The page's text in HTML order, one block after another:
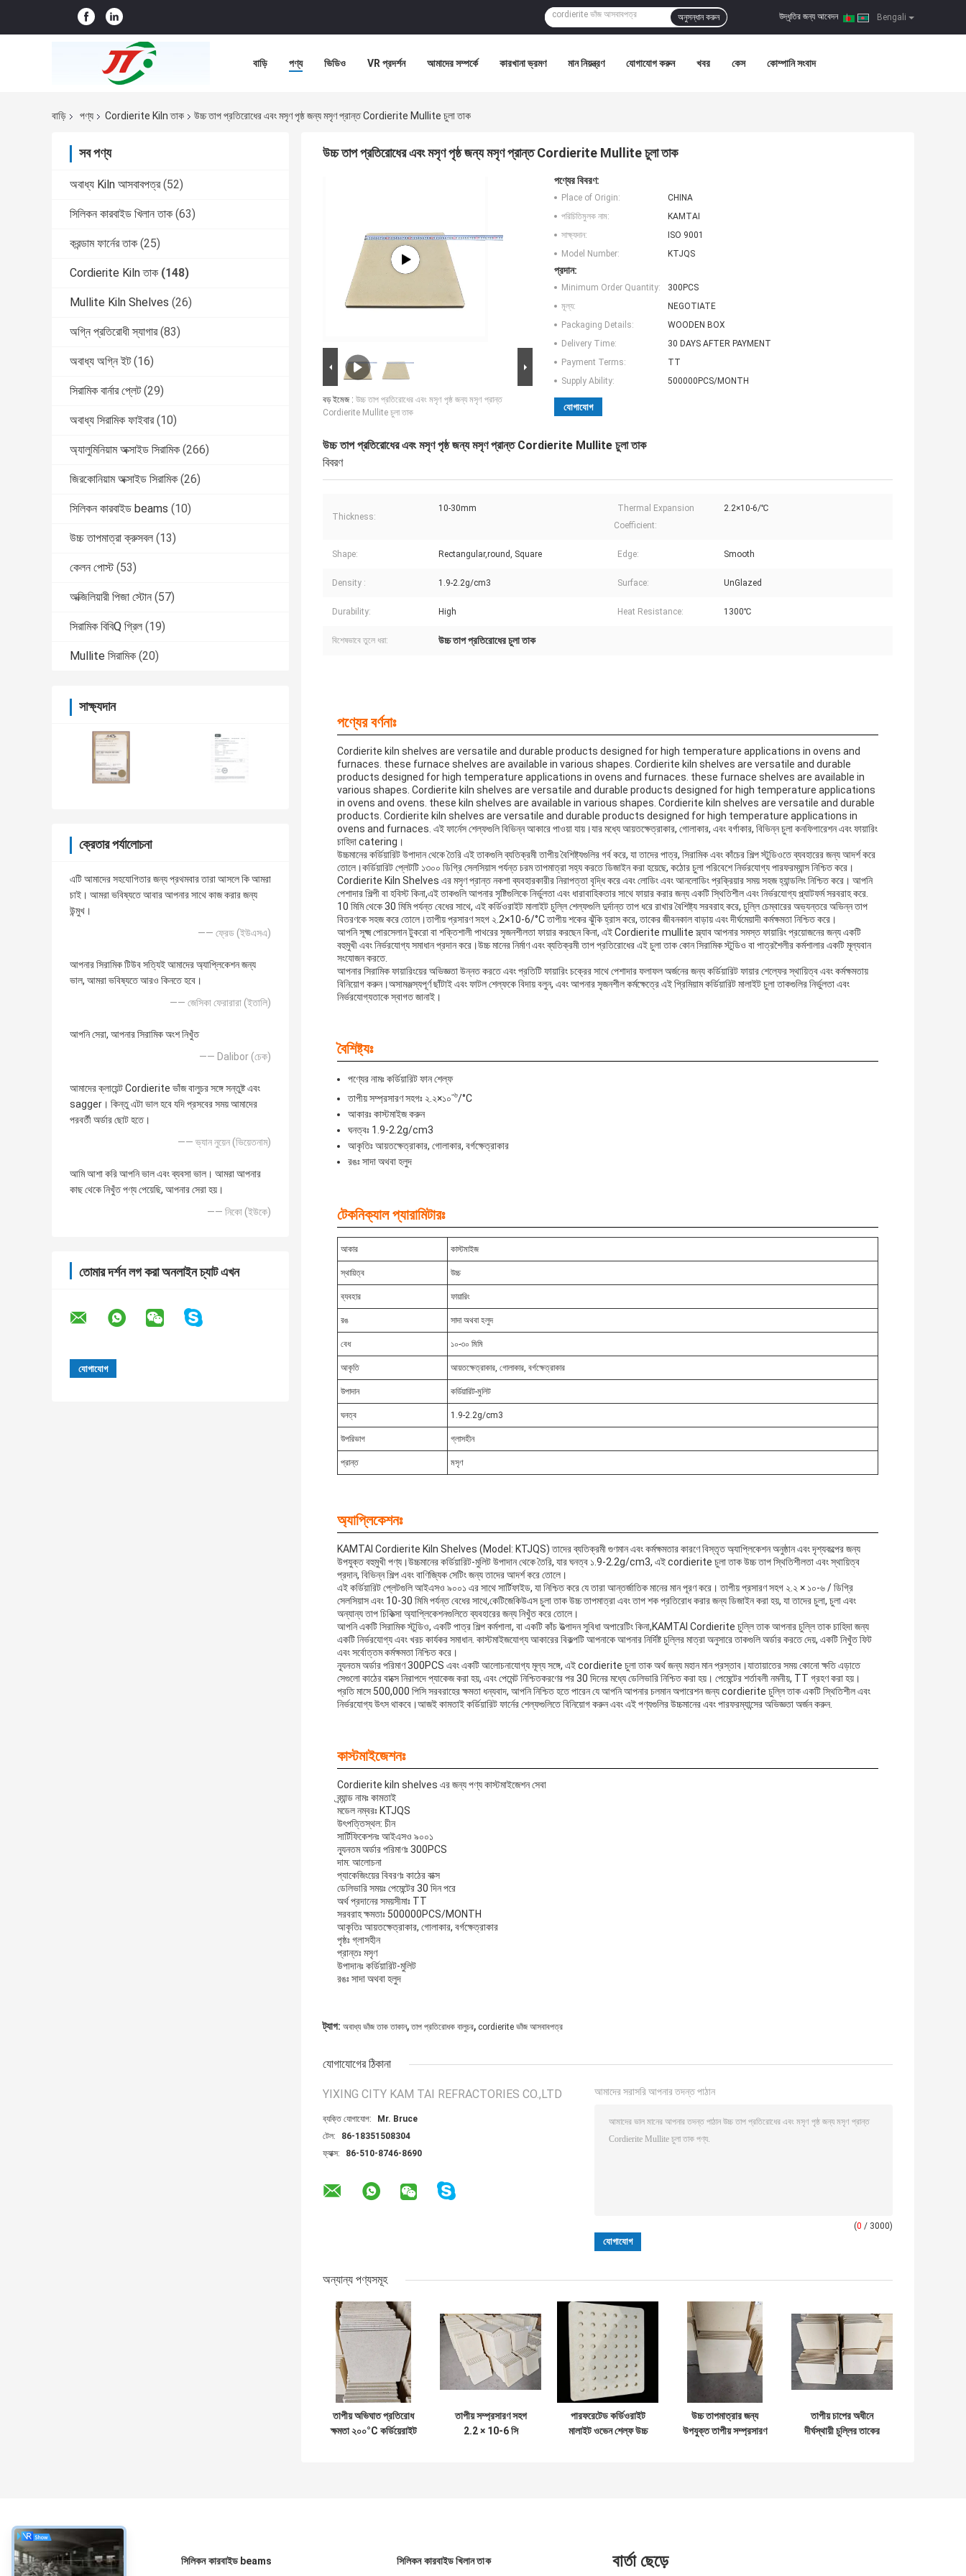
Bengali
উদ্ধৃতির জন্য আবেদন |
অনুসন্ধান করুন
বাড়ি পণ্য ভিডিও VR প্রদর্শন আমাদের সম্পর্কে কারখানা ভ্রমণ মান নিয়ন্ত্রণ যোগাযোগ করুন খবর কেস কোম্পানি সংবাদ
বাড়ি পণ্য Cordierite Kiln তাক উচ্চ তাপ প্রতিরোধের এবং মসৃণ পৃষ্ঠ জন্য মসৃণ প্রান্ত Cordierite Mullite চুলা তাক
সব পণ্য
অবাধ্য Kiln আসবাবপত্র (52)
সিলিকন কারবাইড খিলান তাক (63)
করন্ডাম ফার্নের তাক (25)
Cordierite Kiln তাক (148)
Mullite Kiln Shelves (26)
অগ্নি প্রতিরোধী স্যাগার (83)
অবাধ্য অগ্নি ইট (16)
সিরামিক বার্নার প্লেট (29)
অবাধ্য সিরামিক ফাইবার (10)
অ্যালুমিনিয়াম অক্সাইড সিরামিক (266)
জিরকোনিয়াম অক্সাইড সিরামিক (26)
সিলিকন কারবাইড beams (10)
উচ্চ তাপমাত্রা ক্রুসবল (13)
কেলন পোস্ট (53)
অক্জিলিয়ারী পিজা স্টোন (57)
সিরামিক বিবিQ গ্রিল (19)
Mullite সিরামিক (20)
সাক্ষ্যদান
ক্রেতার পর্যালোচনা
এটি আমাদের সহযোগিতার জন্য প্রথমবার তারা আসলে কি আমরা
চাই। আমরা ভবিষ্যতে আবার আপনার সাথে কাজ করার জন্য
উন্মুখ।
—— ফ্রেড (ইউএসএ)
আপনার সিরামিক টিউব সত্যিই আমাদের অ্যাপ্লিকেশন জন্য
ভাল, আমরা ভবিষ্যতে আরও কিনতে হবে।
—— জেসিকা ফেরারারা (ইতালি)
আপনি সেরা, আপনার সিরামিক অংশ নিখুঁত
—— Dalibor (চেক)
আমাদের ক্লায়েন্ট Cordierite ভাঁজ বালুচর সঙ্গে সন্তুষ্ট এবং
sagger। কিন্তু এটা ভাল হবে যদি প্রসবের সময় আমাদের
পরবর্তী অর্ডার ছোট হতে।
—— ভ্যান নুয়েন (ভিয়েতনাম)
আমি আশা করি আপনি ভাল এবং ব্যবসা ভাল। আমরা আপনার
কাছ থেকে নিখুঁত পণ্য পেয়েছি, আপনার সেরা হয়।
—— নিকো (ইউকে)
তোমার দর্শন লগ করা অনলাইন চ্যাট এখন
উচ্চ তাপ প্রতিরোধের এবং মসৃণ পৃষ্ঠ জন্য মসৃণ প্রান্ত Cordierite Mullite চুলা তাক
বড় ইমেজ : উচ্চ তাপ প্রতিরোধের এবং মসৃণ পৃষ্ঠ জন্য মসৃণ প্রান্ত
Cordierite Mullite চুলা তাক
পণ্যের বিবরণ:
Place of Origin:
CHINA
পরিচিতিমুলক নাম:
KAMTAI
সাক্ষ্যদান:
ISO 9001
Model Number:
KTJQS
প্রদান:
Minimum Order Quantity:
300PCS
মূল্য:
NEGOTIATE
Packaging Details:
WOODEN BOX
Delivery Time:
30 DAYS AFTER PAYMENT
Payment Terms:
TT
Supply Ability:
500000PCS/MONTH
যোগাযোগ
উচ্চ তাপ প্রতিরোধের এবং মসৃণ পৃষ্ঠ জন্য মসৃণ প্রান্ত Cordierite Mullite চুলা তাক
বিবরণ
Thickness:
10-30mm
Thermal Expansion
Coefficient:
2.2×10-6/℃
Shape: Rectangular,round, Square Edge: Smooth
Density : 1.9-2.2g/cm3 Surface: UnGlazed
Durability: High Heat Resistance: 1300℃
বিশেষভাবে তুলে ধরা: উচ্চ তাপ প্রতিরোধের চুলা তাক
পণ্যের বর্ণনাঃ
Cordierite kiln shelves are versatile and durable products designed for high temperature applications in ovens and
furnaces. these furnace shelves are available in various shapes. Cordierite kiln shelves are versatile and durable
products designed for high temperature applications in ovens and furnaces. these furnace shelves are available in
various shapes. Cordierite kiln shelves are versatile and durable products designed for high temperature applications
in ovens and ovens. these kiln shelves are available in various shapes. Cordierite kiln shelves are versatile and durable
products. Cordierite kiln shelves are versatile and durable products designed for high temperature applications in
ovens and furnaces. এই ফার্নেস শেল্ফগুলি বিভিন্ন আকারে পাওয়া যায়।যার মধ্যে আয়তক্ষেত্রাকার, গোলাকার, এবং বর্গাকার, বিভিন্ন চুলা কনফিগারেশন এবং ফায়ারিং
চাহিদা catering।
উচ্চমানের কর্ডিয়ারিট উপাদান থেকে তৈরি এই তাকগুলি ব্যতিক্রমী তাপীয় বৈশিষ্ট্যগুলির গর্ব করে, যা তাদের পাত্র, সিরামিক এবং কাঁচের শিল্প স্টুডিওতে ব্যবহারের জন্য আদর্শ করে
তোলে।কর্ডিয়ারিট প্লেটটি ১৩০০ ডিগ্রি সেলসিয়াস পর্যন্ত চরম তাপমাত্রা সহ্য করতে ডিজাইন করা হয়েছে, কঠোর চুলা পরিবেশে নির্ভরযোগ্য পারফরম্যান্স নিশ্চিত করে।
Cordierite Kiln Shelves এর মসৃণ প্রান্ত নকশা ব্যবহারকারীর নিরাপত্তা বৃদ্ধি করে এবং লোডিং এবং আনলোডিং প্রক্রিয়ার সময় সহজ হ্যান্ডলিং নিশ্চিত করে। আপনি
পেশাদার শিল্পী বা হবিস্ট কিনা,এই তাকগুলি আপনার সৃষ্টিগুলিকে নির্ভুলতা এবং ধারাবাহিকতার সাথে ফায়ার করার জন্য একটি স্থিতিশীল এবং নির্ভরযোগ্য প্ল্যাটফর্ম সরবরাহ করে.
10 মিমি থেকে 30 মিমি পর্যন্ত বেধের সাথে, এই কর্ডিওরাইট মালাইট চুল্লি শেল্ফগুলি দুর্দান্ত তাপ ধরে রাখার বৈশিষ্ট্য সরবরাহ করে, চুল্লি চেম্বারের অভ্যন্তরে অভিন্ন তাপ
বিতরণকে সহজ করে তোলে।তাপীয় প্রসারণ সহগ ২.2×10-6/°C তাপীয় শকের ঝুঁকি হ্রাস করে, তাকের জীবনকাল বাড়ায় এবং দীর্ঘমেয়াদী কর্মক্ষমতা নিশ্চিত করে।
আপনি সূক্ষ্ম পোরসেলান টুকরো বা শক্তিশালী পাথরের সৃজনশীলতা ফায়ার করছেন কিনা, এই Cordierite mullite স্ল্যাব আপনার সমস্ত ফায়ারিং প্রয়োজনের জন্য একটি
বহুমুখী এবং নির্ভরযোগ্য সমাধান প্রদান করে।উচ্চ মানের নির্মাণ এবং ব্যতিক্রমী তাপ প্রতিরোধের এই চুলা তাক কোন সিরামিক স্টুডিও বা পাত্রশৈলীর কর্মশালার একটি মূল্যবান
সংযোজন করতে.
আপনার সিরামিক ফায়ারিংয়ের অভিজ্ঞতা উন্নত করতে এবং প্রতিটি ফায়ারিং চক্রের সাথে পেশাদার ফলাফল অর্জনের জন্য কর্ডিয়ারিট ফায়ার শেল্ফের স্থায়িত্ব এবং কর্মক্ষমতায়
বিনিয়োগ করুন।অসামঞ্জস্যপূর্ণ ছাঁটাই এবং ফাটল শেল্ফকে বিদায় বলুন, এবং আপনার সৃজনশীল কর্মক্ষেত্রে এই প্রিমিয়াম কর্ডিয়ারিট মালাইট চুলা তাকগুলির নির্ভুলতা এবং
নির্ভরযোগ্যতাকে স্বাগত জানাই।
বৈশিষ্ট্যঃ
পণ্যের নামঃ কর্ডিয়ারিট ফান শেল্ফ
তাপীয় সম্প্রসারণ সহগঃ ২.২×১০-৬/°C
আকারঃ কাস্টমাইজ করুন
ঘনত্বঃ 1.9-2.2g/cm3
আকৃতিঃ আয়তক্ষেত্রাকার, গোলাকার, বর্গক্ষেত্রাকার
রঙঃ সাদা অথবা হলুদ
টেকনিক্যাল প্যারামিটারঃ
আকার কাস্টমাইজ
স্থায়িত্ব উচ্চ
ব্যবহার ফায়ারিং
রঙ সাদা অথবা হলুদ
বেধ ১০-৩০ মিমি
আকৃতি আয়তক্ষেত্রাকার, গোলাকার, বর্গক্ষেত্রাকার
উপাদান কর্ডিয়ারিট-মুলিট
ঘনত্ব 1.9-2.2g/cm3
উপরিভাগ গ্লাসহীন
প্রান্ত মসৃণ
অ্যাপ্লিকেশনঃ
KAMTAI Cordierite Kiln Shelves (Model: KTJQS) তাদের ব্যতিক্রমী গুণমান এবং কর্মক্ষমতার কারণে বিস্তৃত অ্যাপ্লিকেশন অনুষ্ঠান এবং দৃশ্যকল্পের জন্য
উপযুক্ত বহুমুখী পণ্য।উচ্চমানের কর্ডিয়ারিট-মুলিট উপাদান থেকে তৈরি, যার ঘনত্ব ১.9-2.2g/cm3, এই cordierite চুলা তাক উচ্চ তাপ স্থিতিশীলতা এবং স্থায়িত্ব
প্রদান, বিভিন্ন শিল্প এবং বাণিজ্যিক সেটিং জন্য তাদের আদর্শ করে তোলে।
এই কর্ডিয়ারিট প্লেটগুলি আইএসও ৯০০১ এর সাথে সার্টিফাইড, যা নিশ্চিত করে যে তারা আন্তর্জাতিক মানের মান পূরণ করে। তাপীয় প্রসারণ সহগ ২.২ × ১০-৬ / ডিগ্রি
সেলসিয়াস এবং 10-30 মিমি পর্যন্ত বেধের সাথে,কেটিজেকিউএস চুলা তাক উচ্চ তাপমাত্রা এবং তাপ শক প্রতিরোধ করার জন্য ডিজাইন করা হয়, যা তাদের চুলা, চুলা এবং
অন্যান্য তাপ চিকিত্সা অ্যাপ্লিকেশনগুলিতে ব্যবহারের জন্য নিখুঁত করে তোলে।
আপনি একটি সিরামিক স্টুডিও, একটি পাত্র শিল্প কর্মশালা, বা একটি কাঁচ উত্পাদন সুবিধা অপারেটিং কিনা,KAMTAI Cordierite চুল্লি তাক আপনার চুল্লি তাক চাহিদা জন্য
একটি নির্ভরযোগ্য এবং খরচ কার্যকর সমাধান. কাস্টমাইজযোগ্য আকারের বিকল্পটি আপনাকে আপনার নির্দিষ্ট চুল্লির মাত্রা অনুসারে তাকগুলি অর্ডার করতে দেয়, একটি নিখুঁত ফিট
এবং সর্বোত্তম কর্মক্ষমতা নিশ্চিত করে।
ন্যূনতম অর্ডার পরিমাণ 300PCS এবং একটি আলোচনাযোগ্য মূল্য সঙ্গে, এই cordierite চুলা তাক অর্থ জন্য মহান মান প্রস্তাব।যাতায়াতের সময় কোনো ক্ষতি এড়াতে
সেগুলো কাঠের বাক্সে নিরাপদে প্যাকেজ করা হয়, এবং পেমেন্ট নিশ্চিতকরণের পর 30 দিনের মধ্যে ডেলিভারি নিশ্চিত করা হয়। পেমেন্টের শর্তাবলী নমনীয়, TT গ্রহণ করা হয়।
প্রতি মাসে 500,000 পিসি সরবরাহের ক্ষমতা ধন্যবাদ, আপনি নিশ্চিত হতে পারেন যে আপনি আপনার চলমান অপারেশন জন্য cordierite চুল্লি তাক একটি স্থিতিশীল এবং
নির্ভরযোগ্য উৎস থাকবে।আজই কামতাই কর্ডিয়ারিট ফার্নের শেল্ফগুলিতে বিনিয়োগ করুন এবং এই পণ্যগুলির উচ্চমানের এবং পারফরম্যান্সের অভিজ্ঞতা অর্জন করুন.
কাস্টমাইজেশনঃ
Cordierite kiln shelves এর জন্য পণ্য কাস্টমাইজেশন সেবা
ব্র্যান্ড নামঃ কামতাই
মডেল নম্বরঃ KTJQS
উৎপত্তিস্থল: চীন
সার্টিফিকেশনঃ আইএসও ৯০০১
ন্যূনতম অর্ডার পরিমাণঃ 300PCS
দাম: আলোচনা
প্যাকেজিংয়ের বিবরণঃ কাঠের বাক্স
ডেলিভারি সময়ঃ পেমেন্টের 30 দিন পরে
অর্থ প্রদানের সময়সীমাঃ TT
সরবরাহ ক্ষমতাঃ 500000PCS/MONTH
আকৃতিঃ আয়তক্ষেত্রাকার, গোলাকার, বর্গক্ষেত্রাকার
পৃষ্ঠঃ গ্লাসহীন
প্রান্তঃ মসৃণ
উপাদানঃ কর্ডিয়ারিট-মুলিট
রঙঃ সাদা অথবা হলুদ
ট্যাগ: অবাধ্য ভাঁজ তাক তাকান, তাপ প্রতিরোধক বালুচর, cordierite ভাঁজ আসবাবপত্র
যোগাযোগের ঠিকানা
YIXING CITY KAM TAI REFRACTORIES CO.,LTD
ব্যক্তি যোগাযোগ:
Mr. Bruce
টেল:
86-18351508304
ফ্যাক্স:
86-510-8746-8690
আমাদের সরাসরি আপনার তদন্ত পাঠান
(0 / 3000)
অন্যান্য পণ্যসমূহ
তাপীয় অভিঘাত প্রতিরোধ
ক্ষমতা ২০০°C কর্ডিয়েরাইট
তাপীয় সম্প্রসারণ সহগ
2.2 × 10-6 সি
পারফরেটেড কর্ডিওরাইট
মালাইট ওভেন শেল্ফ উচ্চ
উচ্চ তাপমাত্রার জন্য
উপযুক্ত তাপীয় সম্প্রসারণ
তাপীয় চাপের অধীনে
দীর্ঘস্থায়ী চুল্লির তাকের
সম্বন্ধে সিলিকন কারবাইড beams সিলিকন কারবাইড খিলান তাক বার্তা ছেড়ে